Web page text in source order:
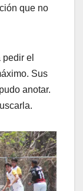
que no
el
Sus
anotar.